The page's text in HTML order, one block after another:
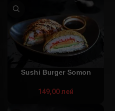
Sushi Burger Somon
149,00лей